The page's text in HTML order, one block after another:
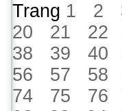
Trang 1 2
20
21 22
38
39 40
56
57 58
74
75 76